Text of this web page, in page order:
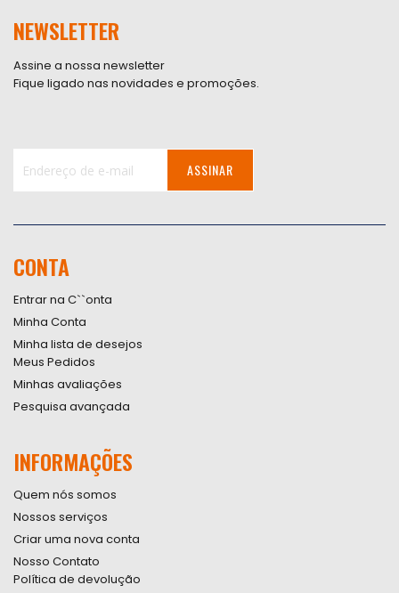
NEWSLETTER
Assine a nossa newsletter
Fique ligado nas novidades e promoções.
Newsletter:
ASSINAR
CONTA
Entrar na C``onta
Minha Conta
Minha lista de desejos
Meus Pedidos
Minhas avaliações
Pesquisa avançada
INFORMAÇÕES
Quem nós somos
Nossos serviços
Criar uma nova conta
Nosso Contato
Política de devolução